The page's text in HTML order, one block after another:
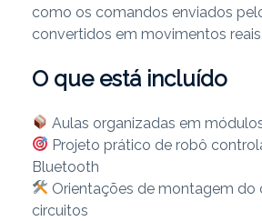
como os comandos enviados
convertidos em movimentos reais.
O que está incluído
Aulas organizadas em
Projeto prático de robô
Bluetooth
Orientações de montagem do
circuitos